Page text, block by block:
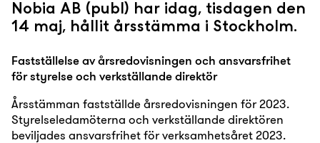
Nobia AB (publ) har idag, tisdagen den
14 maj, hållit årsstämma i Stockholm.
Fastställelse av årsredovisningen och ansvarsfrihet
för styrelse och verkställande direktör
Årsstämman fastställde årsredovisningen för 2023.
Styrelseledamöterna och verkställande direktören
beviljades ansvarsfrihet för verksamhetsåret 2023.